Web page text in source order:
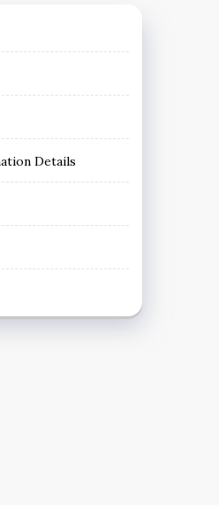
Details